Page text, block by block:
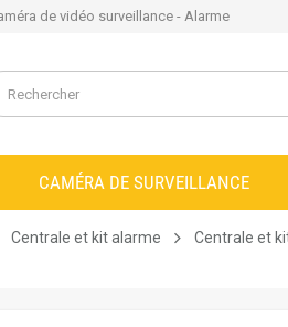
de vidéo surveillance - Alarme
CAMÉRA DE SURVEILLANCE
Centrale et kit alarme Centrale et